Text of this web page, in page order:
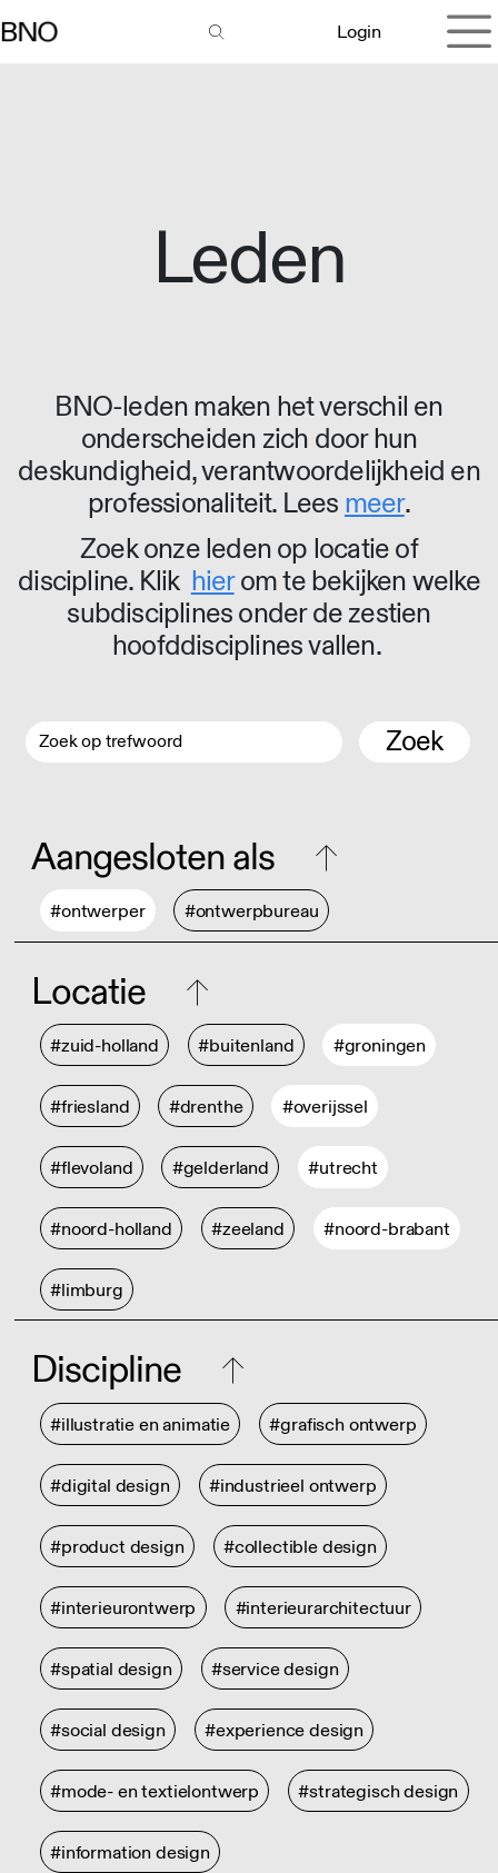
Login
Leden
BNO-leden maken het verschil en
onderscheiden zich door hun
deskundigheid, verantwoordelijkheid en
professionaliteit. Lees meer.
Zoek onze leden op locatie of
discipline. Klik hierom te bekijken welke
subdisciplines onder de zestien
hoofddisciplines vallen.
Zoek
Aangesloten als
#ontwerper #ontwerpbureau
Locatie
#zuid-holland #buitenland #groningen
#friesland #drenthe #overijssel
#flevoland #gelderland #utrecht
#noord-holland #zeeland #noord-brabant
#limburg
Discipline
#illustratie en animatie #grafisch ontwerp
#digital design #industrieel ontwerp
#product design #collectible design
#interieurontwerp #interieurarchitectuur
#spatial design #service design
#social design #experience design
#mode- en textielontwerp #strategisch design
#information design